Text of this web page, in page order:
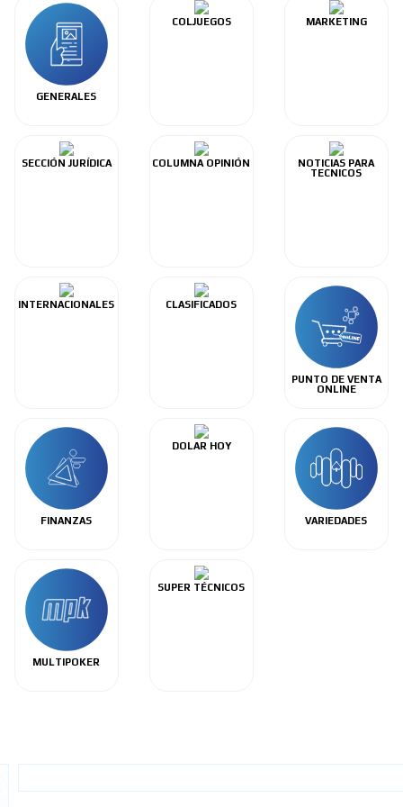
GENERALES
COLJUEGOS MARKETING
SECCIÓN JURÍDICA COLUMNA OPINIÓN
NOTICIAS PARA
TECNICOS
INTERNACIONALES CLASIFICADOS
PUNTO DE VENTA
ONLINE
FINANZAS
DOLAR HOY
VARIEDADES
MULTIPOKER
SUPER TÉCNICOS